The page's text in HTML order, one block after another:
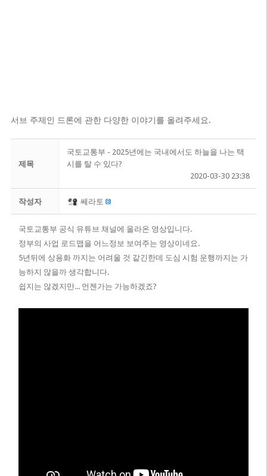
서브 주제인 드론에 관한 다양한 이야기를 올려주세요.
제목
국토교통부 - 2025년에는 국내에서도 하늘을 나는 택
시를 탈 수 있다?
2020-03-30 23:38
작성자 쎄라토
국토교통부 공식 유튜브 채널에 올라온 영상입니다.
정부의 사업 로드맵을 어느정보 보여주는 영상이네요.
5년뒤에 상용화 까지는 어려울 것 같긴한데 도심 시험 운행까지는 가
능하지 않을까 생각합니다.
쉽지는 않겠지만... 언젠가는 가능하겠죠?